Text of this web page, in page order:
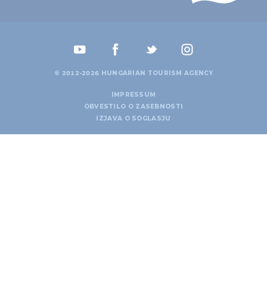
© 2012-2026 HUNGARIAN TOURISM AGENCY
IMPRESSUM
OBVESTILO O ZASEBNOSTI
IZJAVA O SOGLASJU